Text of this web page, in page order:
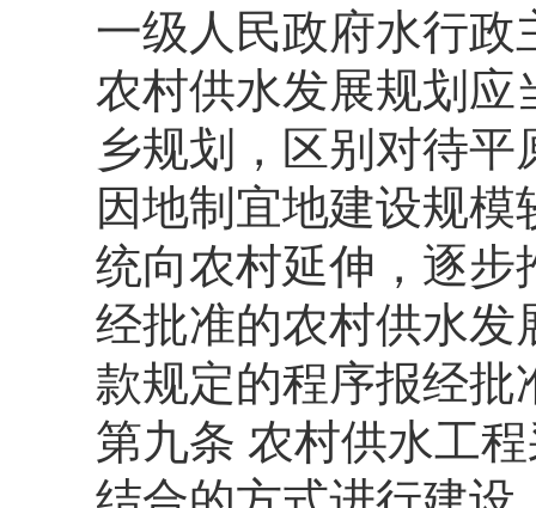
一级人民政府水行政
农村供水发展规划应
乡规划，区别对待
因地制宜地建设规
统向农村延伸，逐步
经批准的农村供水发
款规定的程序报经批
第九条 农村供水工